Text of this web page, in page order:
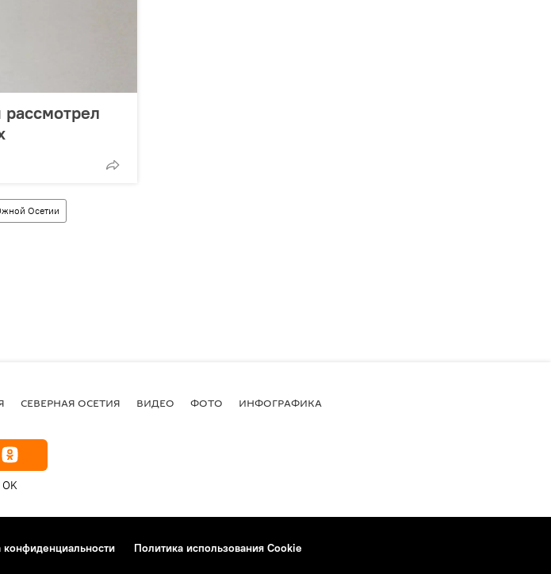
Осетии
СЕВЕРНАЯ ОСЕТИЯ ВИДЕО ФОТО ИНФОГРАФИКА
OK
конфиденциальности
Политика использования Cookie